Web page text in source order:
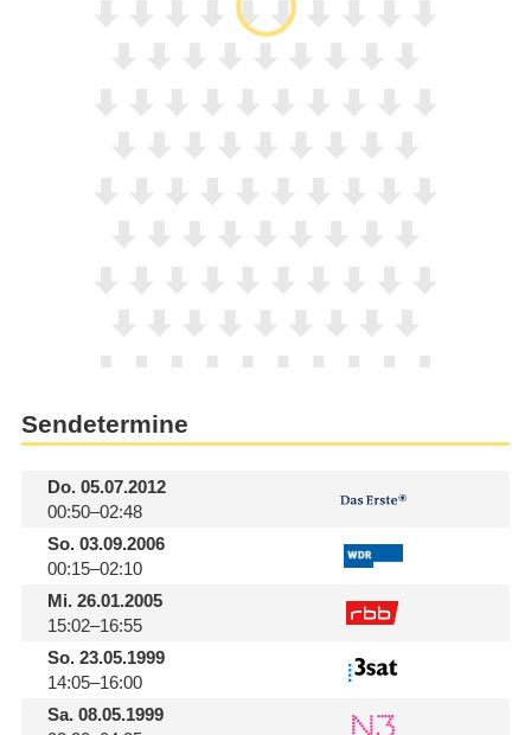
Sendetermine
Do.05.07.2012
00:50–02:48
So.03.09.2006
00:15–02:10
Mi.26.01.2005
15:02–16:55
So.23.05.1999
14:05–16:00
Sa.08.05.1999